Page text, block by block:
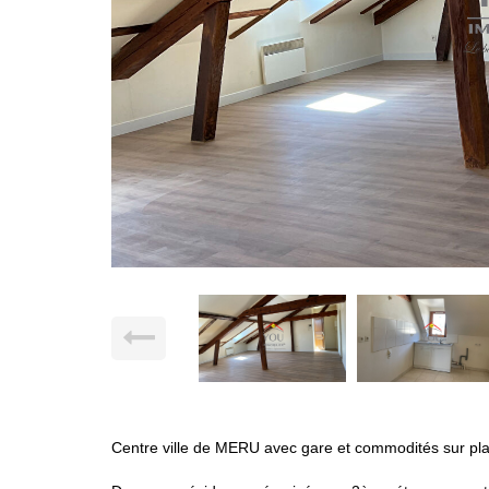
Centre ville de MERU avec gare et commodités sur